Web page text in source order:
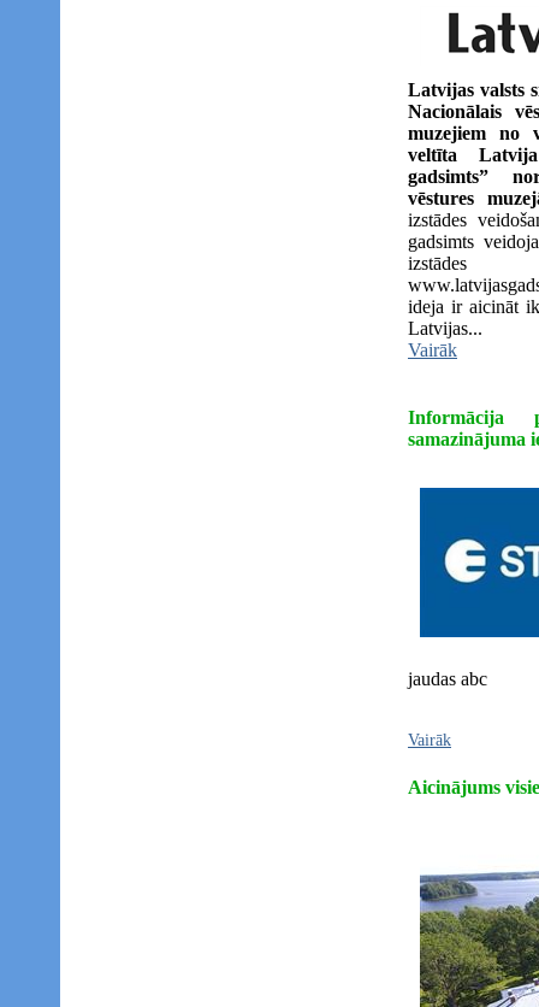
Latvijas valsts
Nacionālais
muzejiem no
veltīta
gadsimts”
vēstures
izstādes
gadsimts
ideja ir aicināt
Latvijas...
Vairāk
Informācija
samazinājuma
jaudas abc
Vairāk
Aicinājums